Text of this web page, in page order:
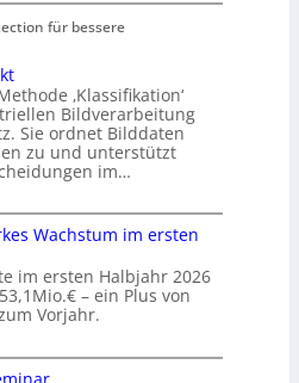
für bessere
‚Klassifikation‘
Bildverarbeitung
Sie ordnet Bilddaten
zu und unterstützt
im…
Wachstum im ersten
im ersten Halbjahr 2026
– ein Plus von
Vorjahr.